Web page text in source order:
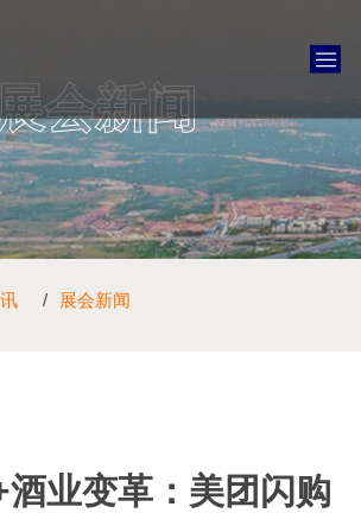
会新闻
展会新闻
业变革：美团闪购